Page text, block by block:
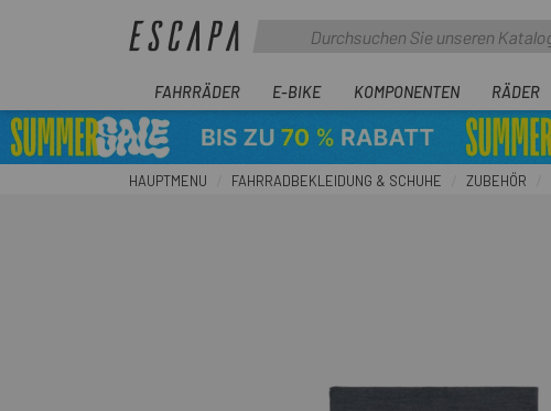
FAHRRÄDER E-BIKE KOMPONENTEN RÄDER
HAUPTMENU FAHRRADBEKLEIDUNG & SCHUHE ZUBEHÖR